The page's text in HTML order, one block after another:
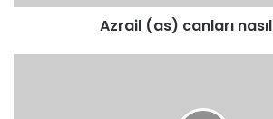
Azrail (as) canları nasıl